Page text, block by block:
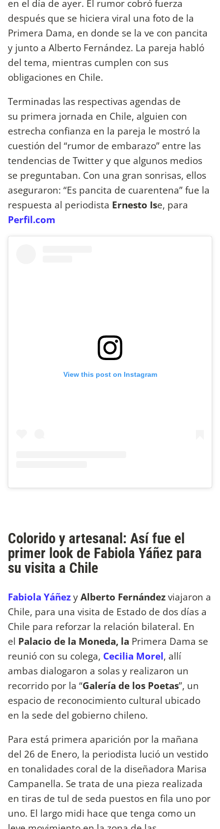
en el día de ayer. El rumor cobró fuerza
después que se hiciera viral una foto de la
Primera Dama, en donde se la ve con pancita
y junto a Alberto Fernández. La pareja habló
del tema, mientras cumplen con sus
obligaciones en Chile.
Terminadas las respectivas agendas de
su primera jornada en Chile, alguien con
estrecha confianza en la pareja le mostró la
cuestión del “rumor de embarazo” entre las
tendencias de Twitter y que algunos medios
se preguntaban. Con una gran sonrisas, ellos
aseguraron: “Es pancita de cuarentena” fue la
respuesta al periodista Ernesto Ise, para
Perfil.com
View this post on Instagram
Colorido y artesanal: Así fue el
primer look de Fabiola Yáñez para
su visita a Chile
Fabiola YáñezyAlberto Fernándezviajaron a
Chile, para una visita de Estado de dos días a
Chile para reforzar la relación bilateral. En
el Palacio de la Moneda, la Primera Dama se
reunió con su colega, Cecilia Morel, allí
ambas dialogaron a solas y realizaron un
recorrido por la “Galería de los Poetas”, un
espacio de reconocimiento cultural ubicado
en la sede del gobierno chileno.
Para está primera aparición por la mañana
del 26 de Enero, la periodista lució un vestido
en tonalidades coral de la diseñadora Marisa
Campanella. Se trata de una pieza realizada
en tiras de tul de seda puestos en fila uno por
uno. El largo midi hace que tenga como un